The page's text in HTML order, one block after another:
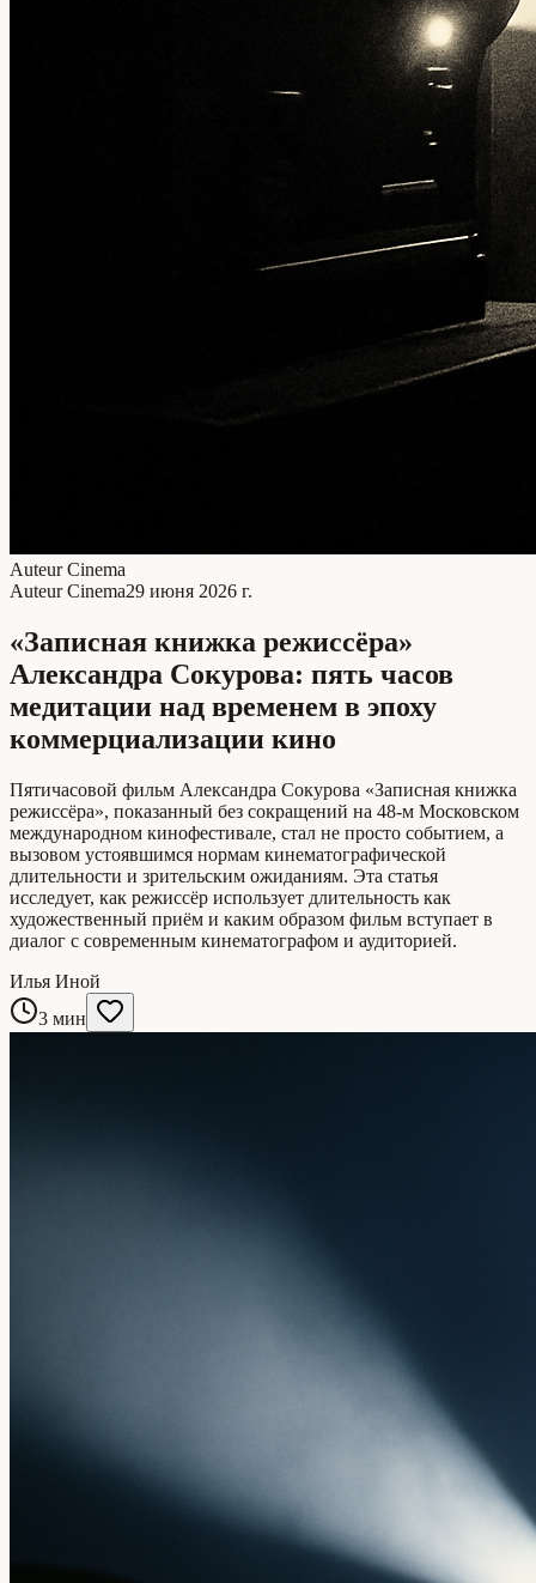
Auteur Cinema
Auteur Cinema29 июня 2026 г.
«Записная книжка режиссёра»
Александра Сокурова: пять часов
медитации над временем в эпоху
коммерциализации кино
Пятичасовой фильм Александра Сокурова «Записная книжка
режиссёра», показанный без сокращений на 48-м Московском
международном кинофестивале, стал не просто событием, а
вызовом устоявшимся нормам кинематографической
длительности и зрительским ожиданиям. Эта статья
исследует, как режиссёр использует длительность как
художественный приём и каким образом фильм вступает в
диалог с современным кинематографом и аудиторией.
Илья Иной
3 мин